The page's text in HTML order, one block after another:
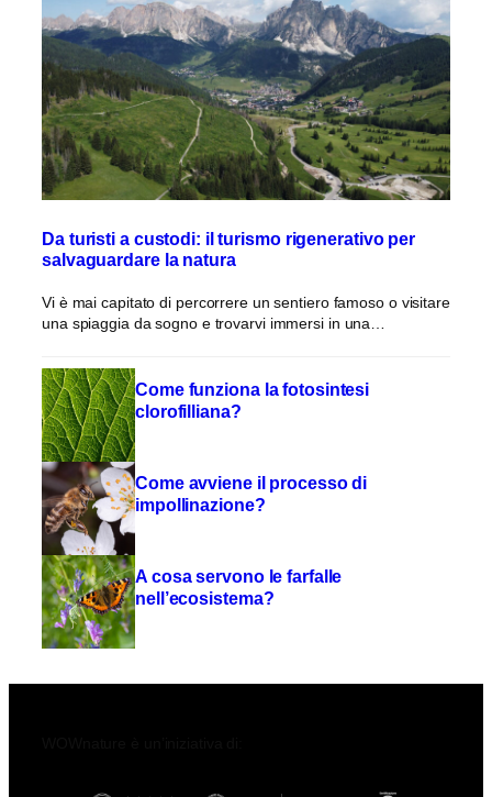
Da turisti a custodi: il turismo rigenerativo per
salvaguardare la natura
Vi è mai capitato di percorrere un sentiero famoso o visitare
una spiaggia da sogno e trovarvi immersi in una…
Come funziona la fotosintesi
clorofilliana?
Come avviene il processo di
impollinazione?
A cosa servono le farfalle
nell’ecosistema?